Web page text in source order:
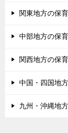
関東地方の保
中部地方の保
関西地方の保
中国・四国地
九州・沖縄地